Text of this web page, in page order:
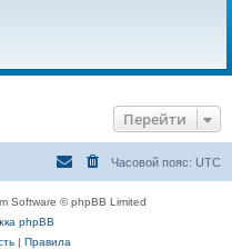
Перейти
Часовой пояс: UTC
Software © phpBB Limited
phpBB
| Правила